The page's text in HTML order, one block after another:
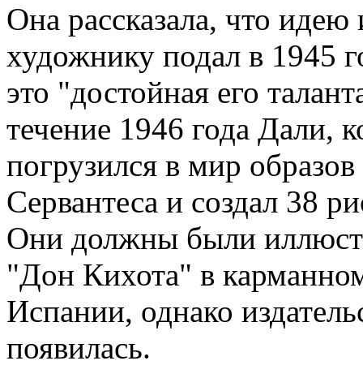
Она рассказала, что
художнику подал в 1945
это "достойная его
течение 1946 года
погрузился в мир
Сервантеса и создал 38
Они должны были
"Дон Кихота" в
Испании, однако
появилась.